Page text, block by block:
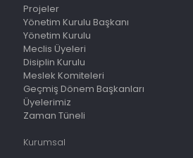
Projeler
Yönetim Kurulu Başkanı
Yönetim Kurulu
Meclis Üyeleri
Disiplin Kurulu
Meslek Komiteleri
Geçmiş Dönem Başkanları
Üyelerimiz
Zaman Tüneli
Kurumsal